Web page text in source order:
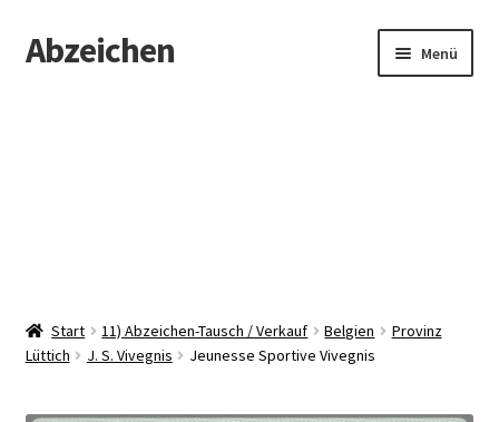
Zur
Navigation
Zum
Inhalt
Abzeichen Menü
Start 11) Abzeichen-Tausch / Verkauf Belgien
Provinz
Lüttich
J. S. Vivegnis Jeunesse Sportive Vivegnis